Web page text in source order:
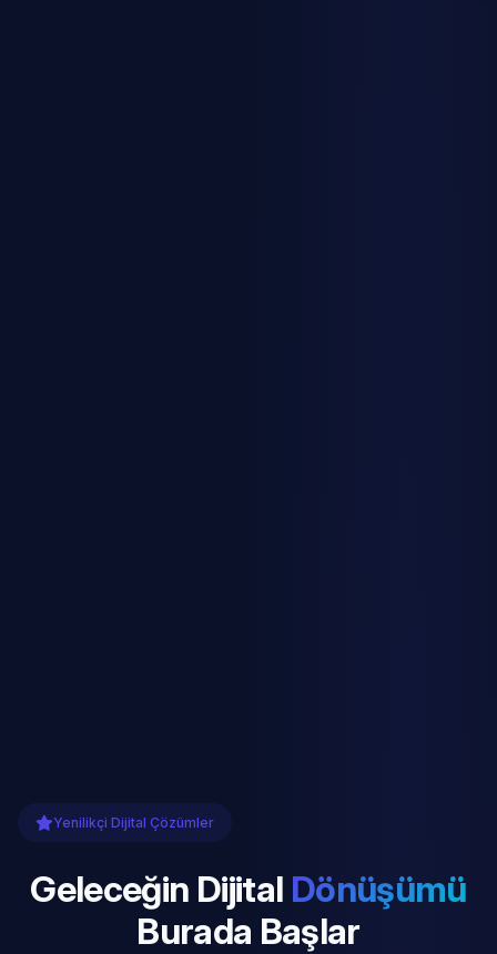
Yenilikçi Dijital Çözümler
Geleceğin Dijital Dönüşümü
Burada Başlar